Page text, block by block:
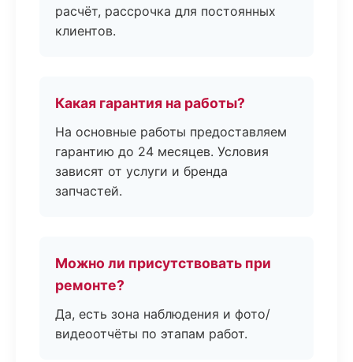
расчёт, рассрочка для постоянных
клиентов.
Какая гарантия на работы?
На основные работы предоставляем
гарантию до 24 месяцев. Условия
зависят от услуги и бренда
запчастей.
Можно ли присутствовать при
ремонте?
Да, есть зона наблюдения и фото/
видеоотчёты по этапам работ.